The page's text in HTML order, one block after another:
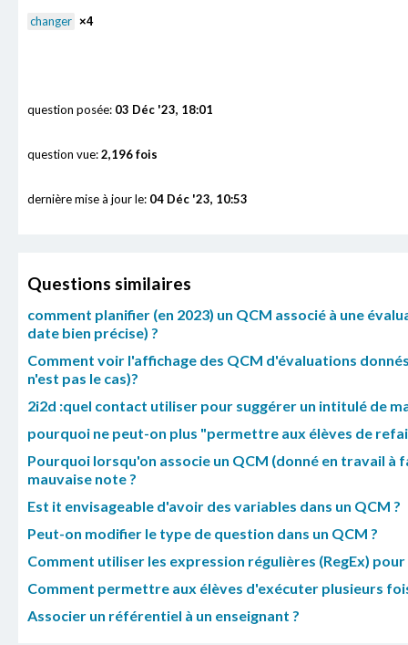
changer ×4
question posée: 03 Déc '23, 18:01
question vue:2,196 fois
dernière mise à jour le: 04 Déc '23, 10:53
Questions similaires
comment planifier (en 2023) un QCM associé à une
date bien précise) ?
Comment voir l'affichage des QCM d'évaluations
n'est pas le cas)?
2i2d :quel contact utiliser pour suggérer un intitulé de
pourquoi ne peut-on plus "permettre aux élèves de
Pourquoi lorsqu'on associe un QCM (donné en travail à
mauvaise note ?
Est it envisageable d'avoir des variables dans un QCM ?
Peut-on modifier le type de question dans un QCM ?
Comment utiliser les expression régulières (RegEx)
Comment permettre aux élèves d'exécuter plusieurs
Associer un référentiel à un enseignant ?